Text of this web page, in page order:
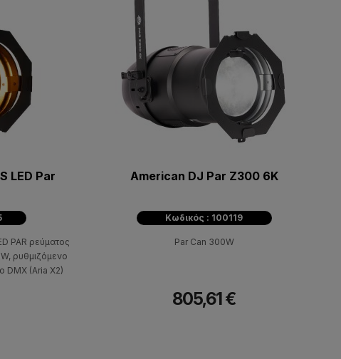
LED Par
PAR ρεύματος
ρυθμιζόμενο
DMX (Aria X2)
American DJ Par Z300 6K
Κωδικός : 100119
Par Can 300W
805,61 €